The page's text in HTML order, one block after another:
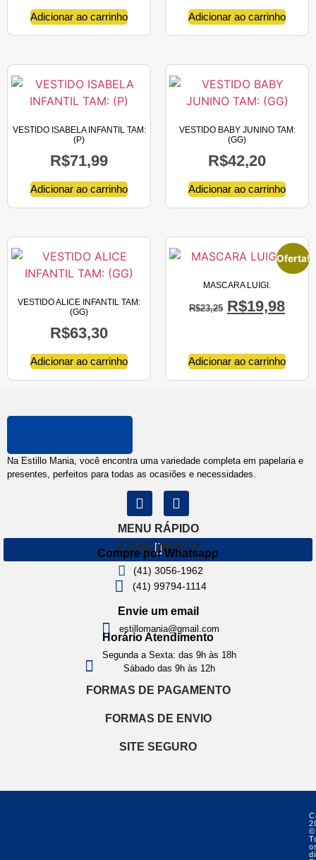
Adicionar ao carrinho Adicionar ao carrinho
VESTIDO ISABELA INFANTIL TAM:
(P)
R$71,99
Adicionar ao carrinho
VESTIDO BABY JUNINO TAM:
(GG)
R$42,20
Adicionar ao carrinho
VESTIDO ALICE INFANTIL TAM:
(GG)
R$63,30
Adicionar ao carrinho
Oferta!
MASCARA LUIGI.
R$23,25 R$19,98
Adicionar ao carrinho
Na Estillo Mania, você encontra uma variedade completa em papelaria e
presentes, perfeitos para todas as ocasiões e necessidades.
MENU RÁPIDO
ATENDIMENTO
Compre por Whatsapp
(41) 3056-1962
(41) 99794-1114
Envie um email
estillomania@gmail.com
Horário Atendimento
Segunda a Sexta: das 9h às 18h
Sábado das 9h às 12h
FORMAS DE PAGAMENTO
FORMAS DE ENVIO
SITE SEGURO
©